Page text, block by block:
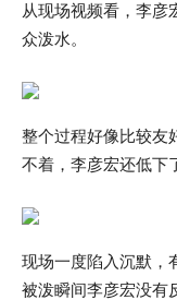
从现场视频看，李彦
众泼水。
整个过程好像比较友
不着，李彦宏还低下
现场一度陷入沉默，
被泼瞬间李彦宏没有